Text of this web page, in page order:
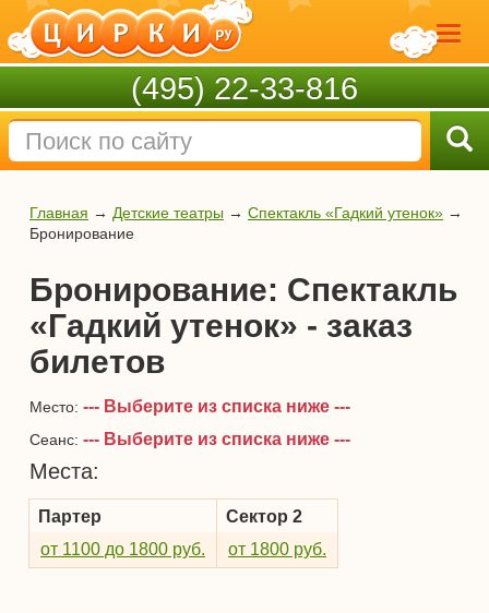
(495) 22-33-816
Главная → Детские театры → Спектакль «Гадкий утенок» →
Бронирование
Бронирование: Спектакль
«Гадкий утенок» - заказ
билетов
Место: --- Выберите из списка ниже ---
Сеанс: --- Выберите из списка ниже ---
Места:
Партер
от 1100 до 1800 руб.
Сектор 2
от 1800 руб.